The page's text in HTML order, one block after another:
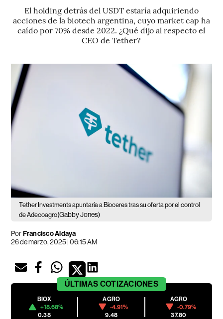
El holding detrás del USDT estaría adquiriendo
acciones de la biotech argentina, cuyo market cap ha
caído por 70% desde 2022. ¿Qué dijo al respecto el
CEO de Tether?
Tether Investments apuntaría a Bioceres tras su oferta por el control
de Adecoagro(Gabby Jones)
PorFrancisco Aldaya
26 de marzo, 2025 | 06:15 AM
ÚLTIMAS COTIZACIONES
BIOX
+18.68%
0.38
AGRO
-4.91%
9.48
AGRO
-0.79%
37.80